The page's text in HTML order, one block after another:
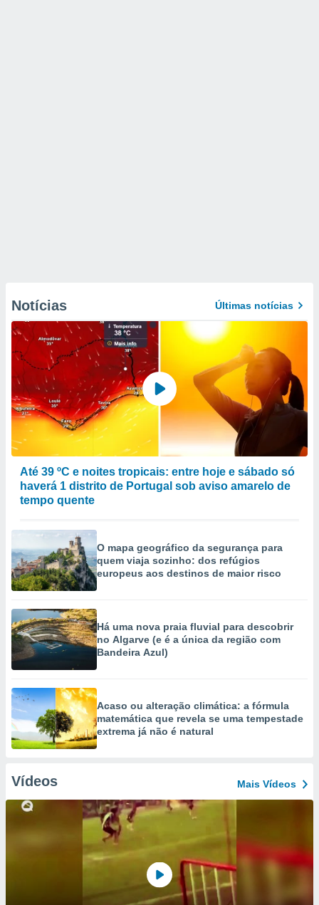
Notícias Últimas notícias
Até 39 ºC e noites tropicais: entre hoje e sábado só
haverá 1 distrito de Portugal sob aviso amarelo de
tempo quente
O mapa geográfico da segurança para
quem viaja sozinho: dos refúgios
europeus aos destinos de maior risco
Há uma nova praia fluvial para descobrir
no Algarve (e é a única da região com
Bandeira Azul)
Acaso ou alteração climática: a fórmula
matemática que revela se uma tempestade
extrema já não é natural
Vídeos Mais Vídeos